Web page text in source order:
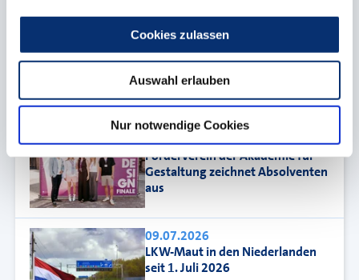
Cookies zulassen
Auswahl erlauben
Nur notwendige Cookies
23.07.2026
HWK treibt zirkuläres Bauen
voran
14.07.2026
Förderverein der Akademie für
Gestaltung zeichnet Absolventen
aus
09.07.2026
LKW-Maut in den Niederlanden
seit 1. Juli 2026